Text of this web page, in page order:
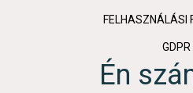
FELHASZNÁLÁSI
GDPR
Én